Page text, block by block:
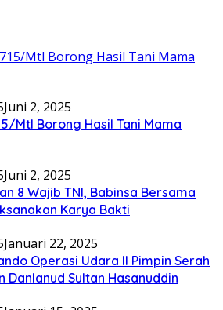
Juni 2, 2025
Mtl Borong Hasil Tani Mama
Juni 2, 2025
8 Wajib TNI, Babinsa Bersama
Karya Bakti
Januari 22, 2025
Operasi Udara II Pimpin Serah
Danlanud Sultan Hasanuddin